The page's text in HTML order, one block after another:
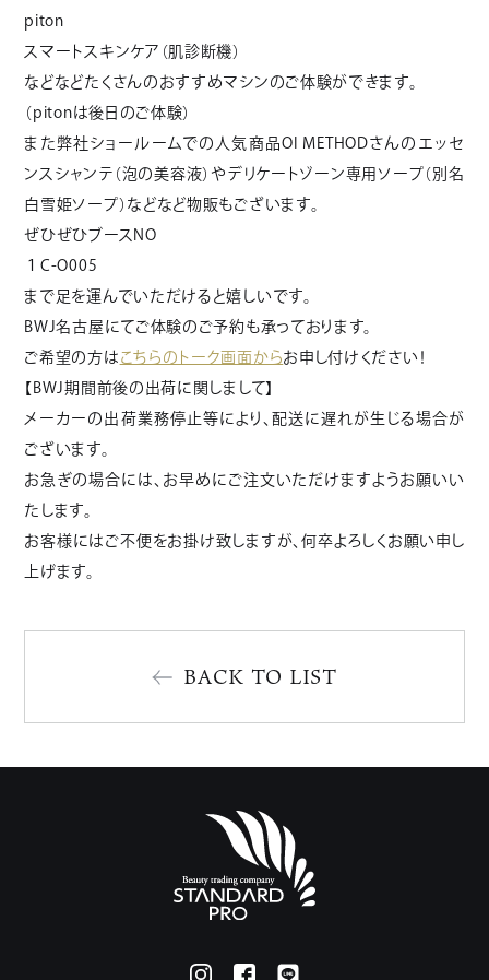
piton
スマートスキンケア（肌診断機）
などなどたくさんのおすすめマシンのご体験ができます。
（pitonは後日のご体験）
また弊社ショールームでの人気商品OI METHODさんのエッセ
ンスシャンテ（泡の美容液）やデリケートゾーン専用ソープ（別名
白雪姫ソープ）などなど物販もございます。
ぜひぜひブースNO
１C-O005
まで足を運んでいただけると嬉しいです。
BWJ名古屋にてご体験のご予約も承っております。
ご希望の方は こちらのトーク画面からお申し付けください！
【BWJ期間前後の出荷に関しまして】
メーカーの出荷業務停止等により、配送に遅れが生じる場合が
ございます。
お急ぎの場合には、お早めにご注文いただけますようお願いい
たします。
お客様にはご不便をお掛け致しますが、何卒よろしくお願い申し
上げます。
BACK TO LIST